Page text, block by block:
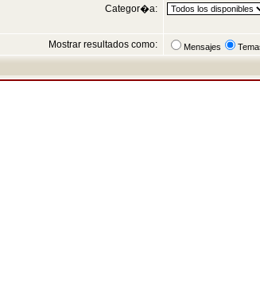
Categor�a:
Mostrar resultados como: Mensajes